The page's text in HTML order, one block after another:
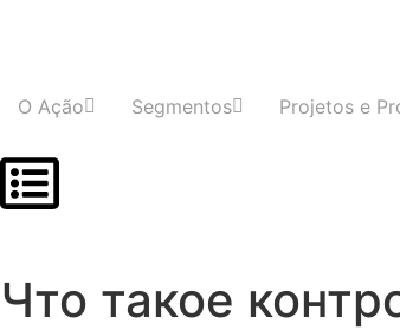
O Ação Segmentos Projetos e
Что такое